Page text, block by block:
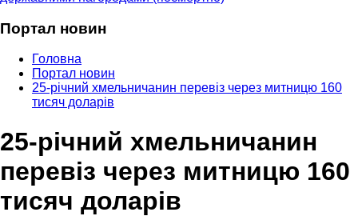
Портал новин
Головна
Портал новин
25-річний хмельничанин перевіз через митницю 160
тисяч доларів
25-річний хмельничанин
перевіз через митницю 160
тисяч доларів